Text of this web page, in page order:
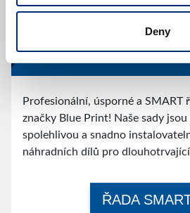
Deny
Profesionální, úsporné a SMART
značky Blue Print! Naše sady
spolehlivou a snadno
náhradních dílů pro
ŘADA